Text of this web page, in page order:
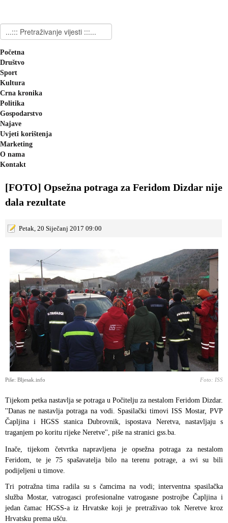
Početna
Društvo
Sport
Kultura
Crna kronika
Politika
Gospodarstvo
Najave
Uvjeti korištenja
Marketing
O nama
Kontakt
[FOTO] Opsežna potraga za Feridom Dizdar nije
dala rezultate
Petak, 20 Siječanj 2017 09:00
Piše: Bljesak.info Foto: ISS
Tijekom petka nastavlja se potraga u Počitelju za nestalom Feridom Dizdar.
''Danas ne nastavlja potraga na vodi. Spasilački timovi ISS Mostar, PVP
Čapljina i HGSS stanica Dubrovnik, ispostava Neretva, nastavljaju s
traganjem po koritu rijeke Neretve'', piše na stranici gss.ba.
Inače, tijekom četvrtka napravljena je opsežna potraga za nestalom
Feridom, te je 75 spašavatelja bilo na terenu potrage, a svi su bili
podijeljeni u timove.
Tri potražna tima radila su s čamcima na vodi; interventna spasilačka
služba Mostar, vatrogasci profesionalne vatrogasne postrojbe Čapljina i
jedan čamac HGSS-a iz Hrvatske koji je pretraživao tok Neretve kroz
Hrvatsku prema ušću.